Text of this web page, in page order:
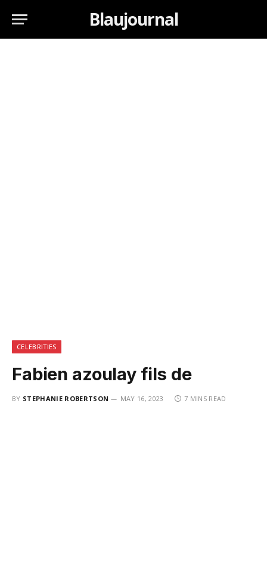
Blaujournal
CELEBRITIES
Fabien azoulay fils de
BY STEPHANIE ROBERTSON MAY 16, 2023 7 MINS READ